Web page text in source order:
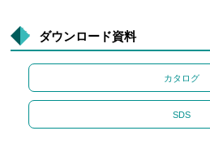
ダウンロード資料
カタログ
SDS